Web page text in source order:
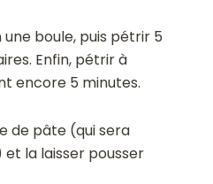
boule, puis pétrir 5
Enfin, pétrir à
encore 5 minutes.
de pâte (qui sera
la laisser pousser